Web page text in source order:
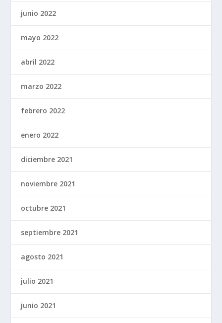
junio 2022
mayo 2022
abril 2022
marzo 2022
febrero 2022
enero 2022
diciembre 2021
noviembre 2021
octubre 2021
septiembre 2021
agosto 2021
julio 2021
junio 2021